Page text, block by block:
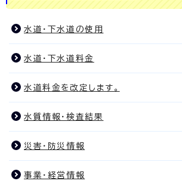
水道・下水道の使用
水道・下水道料金
水道料金を改定します。
水質情報・検査結果
災害・防災情報
事業・経営情報